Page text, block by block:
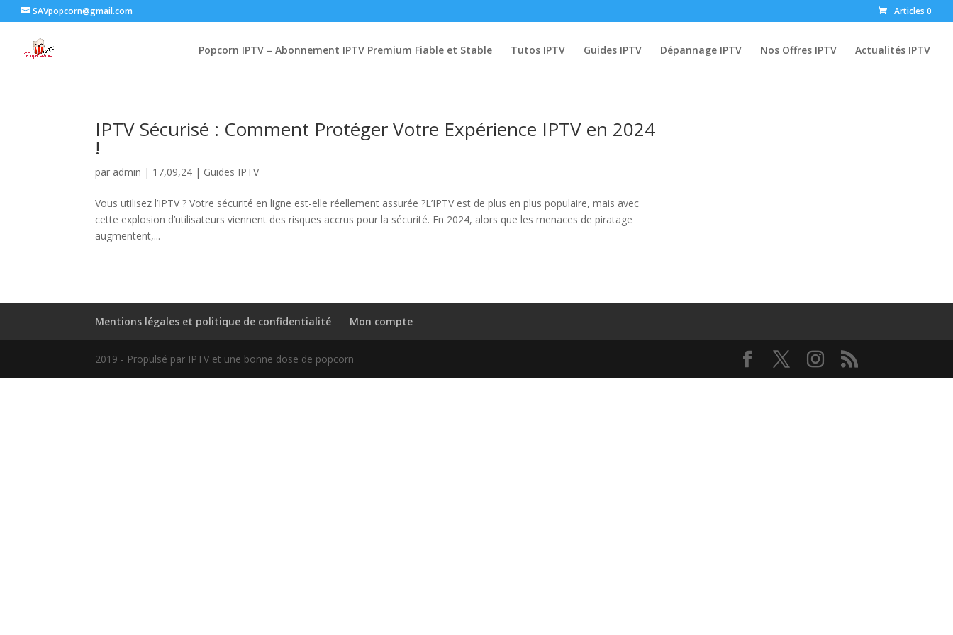
SAVpopcorn@gmail.com Articles 0
Popcorn IPTV – Abonnement IPTV Premium Fiable et Stable Tutos IPTV Guides IPTV Dépannage IPTV Nos Offres IPTV Actualités IPTV
IPTV Sécurisé : Comment Protéger Votre Expérience IPTV en 2024
!
par admin | 17,09,24 | Guides IPTV
Vous utilisez l’IPTV ? Votre sécurité en ligne est-elle réellement assurée ?L’IPTV est de plus en plus populaire, mais avec
cette explosion d’utilisateurs viennent des risques accrus pour la sécurité. En 2024, alors que les menaces de piratage
augmentent,...
Mentions légales et politique de confidentialité Mon compte
2019 - Propulsé par IPTV et une bonne dose de popcorn